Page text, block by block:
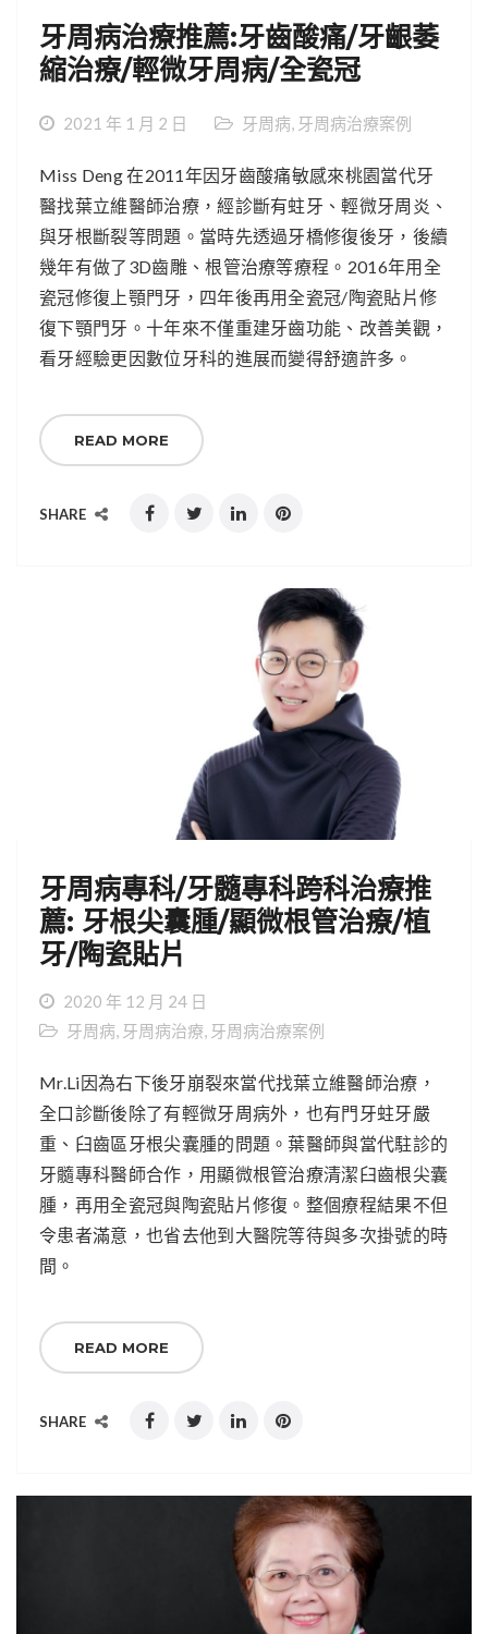
牙周病治療推薦:牙齒酸痛/牙齦萎
縮治療/輕微牙周病/全瓷冠
2021 年 1 月 2 日 牙周病, 牙周病治療案例
Miss Deng 在2011年因牙齒酸痛敏感來桃園當代牙
醫找葉立維醫師治療，經診斷有蛀牙、輕微牙周炎、
與牙根斷裂等問題。當時先透過牙橋修復後牙，後續
幾年有做了3D齒雕、根管治療等療程。2016年用全
瓷冠修復上顎門牙，四年後再用全瓷冠/陶瓷貼片修
復下顎門牙。十年來不僅重建牙齒功能、改善美觀，
看牙經驗更因數位牙科的進展而變得舒適許多。
READ MORE
SHARE
牙周病專科/牙髓專科跨科治療推
薦: 牙根尖囊腫/顯微根管治療/植
牙/陶瓷貼片
2020 年 12 月 24 日
牙周病, 牙周病治療, 牙周病治療案例
Mr.Li因為右下後牙崩裂來當代找葉立維醫師治療，
全口診斷後除了有輕微牙周病外，也有門牙蛀牙嚴
重、臼齒區牙根尖囊腫的問題。葉醫師與當代駐診的
牙髓專科醫師合作，用顯微根管治療清潔臼齒根尖囊
腫，再用全瓷冠與陶瓷貼片修復。整個療程結果不但
令患者滿意，也省去他到大醫院等待與多次掛號的時
間。
READ MORE
SHARE